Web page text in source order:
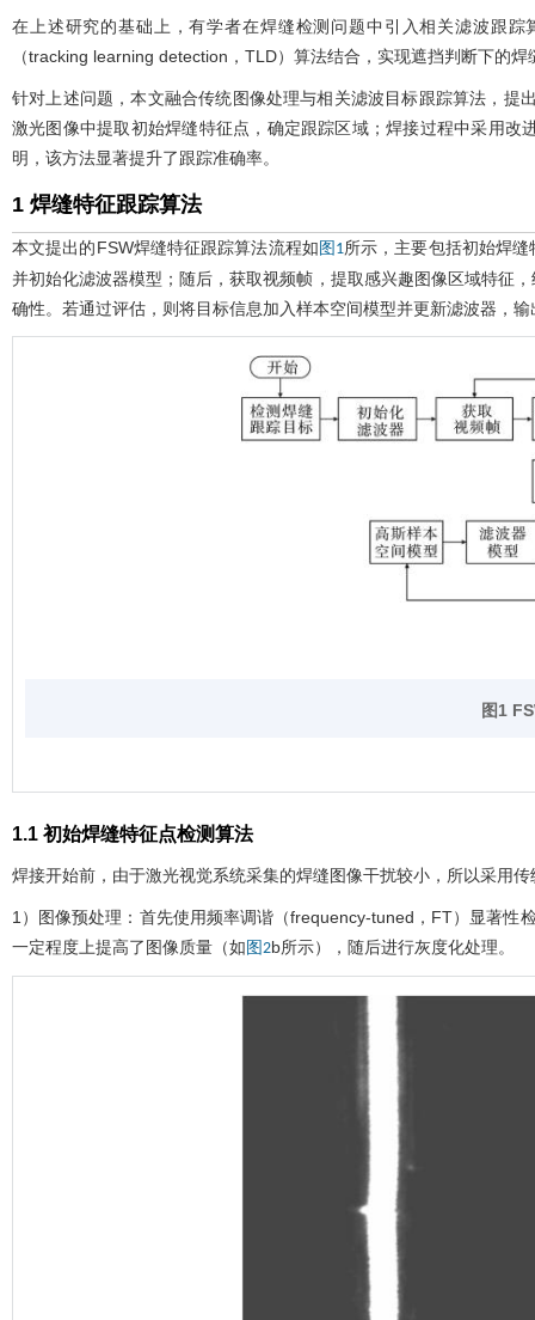
在上述研究的基础上，有学者在焊缝检测问题中引入相关滤波跟踪
（tracking learning detection，TLD）算法结合，实现遮挡判断下的
针对上述问题，本文融合传统图像处理与相关滤波目标跟踪算法，
激光图像中提取初始焊缝特征点，确定跟踪区域；焊接过程中采用
明，该方法显著提升了跟踪准确率。
1 焊缝特征跟踪算法
本文提出的FSW焊缝特征跟踪算法流程如 图1所示，主要包括初始焊
并初始化滤波器模型；随后，获取视频帧，提取感兴趣图像区域特征
确性。若通过评估，则将目标信息加入样本空间模型并更新滤波器，
图1
1.1 初始焊缝特征点检测算法
焊接开始前，由于激光视觉系统采集的焊缝图像干扰较小，所以采用
1）图像预处理：首先使用频率调谐（frequency-tuned，FT）显著性
一定程度上提高了图像质量（如 图2b所示），随后进行灰度化处理。